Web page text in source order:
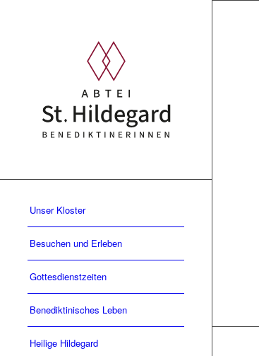
Unser Kloster
Besuchen und Erleben
Gottesdienstzeiten
Benediktinisches Leben
Heilige Hildegard